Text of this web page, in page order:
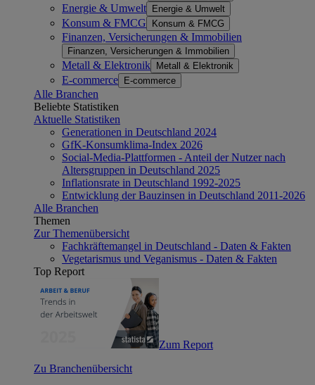
Energie & Umwelt Energie & Umwelt
Konsum & FMCG Konsum & FMCG
Finanzen, Versicherungen & Immobilien
Finanzen, Versicherungen & Immobilien
Metall & Elektronik Metall & Elektronik
E-commerce E-commerce
Alle Branchen
Beliebte Statistiken
Aktuelle Statistiken
Generationen in Deutschland 2024
GfK-Konsumklima-Index 2026
Social-Media-Plattformen - Anteil der Nutzer nach
Altersgruppen in Deutschland 2025
Inflationsrate in Deutschland 1992-2025
Entwicklung der Bauzinsen in Deutschland 2011-2026
Alle Branchen
Themen
Zur Themenübersicht
Fachkräftemangel in Deutschland - Daten & Fakten
Vegetarismus und Veganismus - Daten & Fakten
Top Report
Zum Report
Zu Branchenübersicht